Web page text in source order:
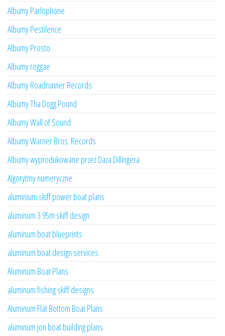
Albumy Parlophone
Albumy Pestilence
Albumy Prosto
Albumy reggae
Albumy Roadrunner Records
Albumy Tha Dogg Pound
Albumy Wall of Sound
Albumy Warner Bros. Records
Albumy wyprodukowane przez Daza Dillingera
Algorytmy numeryczne
aluminium skiff power boat plans
aluminum 3.95m skiff design
aluminum boat blueprints
aluminum boat design services
Aluminum Boat Plans
aluminum fishing skiff designs
Aluminum Flat Bottom Boat Plans
aluminum jon boat building plans